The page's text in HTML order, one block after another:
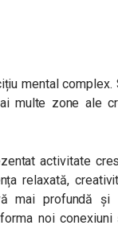
mental complex.
multe zone ale
activitate
relaxată,
mai profundă și
noi